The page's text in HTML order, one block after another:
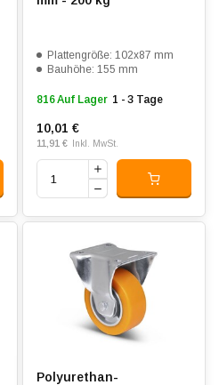
Plattengröße: 102x87 mm
Bauhöhe: 155 mm
816 Auf Lager 1 - 3 Tage
10,01 €
11,91 € Inkl. MwSt.
Polyurethan-